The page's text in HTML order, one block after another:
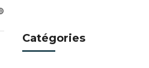
Catégories